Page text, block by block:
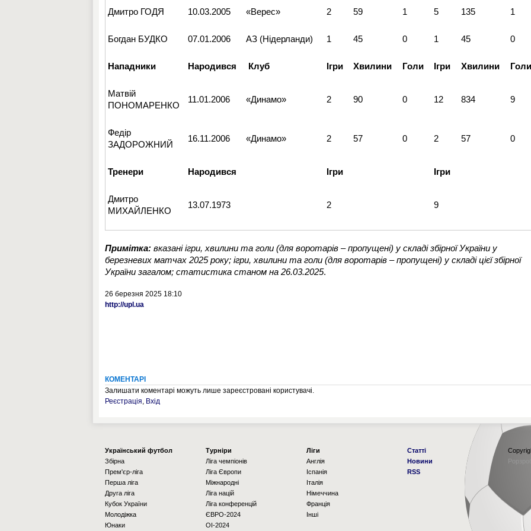
Дмитро ГОДЯ 10.03.2005 «Верес» 2 59 1 5 135 1
Богдан БУДКО 07.01.2006 АЗ (Нідерланди) 1 45 0 1 45 0
Нападники Народився Клуб Ігри Хвилини Голи Ігри Хвилини Голи
Матвій
ПОНОМАРЕНКО
11.01.2006 «Динамо» 2 90 0 12 834 9
Федір
ЗАДОРОЖНИЙ
16.11.2006 «Динамо» 2 57 0 2 57 0
Тренери Народився Ігри Ігри
Дмитро
МИХАЙЛЕНКО
13.07.1973 2 9
Примітка: вказані ігри, хвилини та голи (для воротарів – пропущені) у складі збірної України у
березневих матчах 2025 року; ігри, хвилини та голи (для воротарів – пропущені) у складі цієї збірної
України загалом; статистика станом на 26.03.2025.
26 березня 2025 18:10
http://upl.ua
КОМЕНТАРІ
Залишати коментарі можуть лише зареєстровані користувачі.
Реєстрація, Вхід
Українcький футбол
Збірна
Прем'єр-ліга
Перша ліга
Друга ліга
Кубок України
Молодіжка
Юнаки
Турніри
Ліга чемпіонів
Ліга Європи
Міжнародні
Ліга націй
Ліга конференцій
ЄВРО-2024
OI-2024
Ліги
Англія
Іспанія
Італія
Німеччина
Франція
Інші
Статті
Новини
RSS